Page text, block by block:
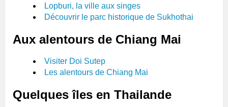
Lopburi, la ville aux singes
Découvrir le parc historique de Sukhothai
Aux alentours de Chiang Mai
Visiter Doi Sutep
Les alentours de Chiang Mai
Quelques îles en Thailande